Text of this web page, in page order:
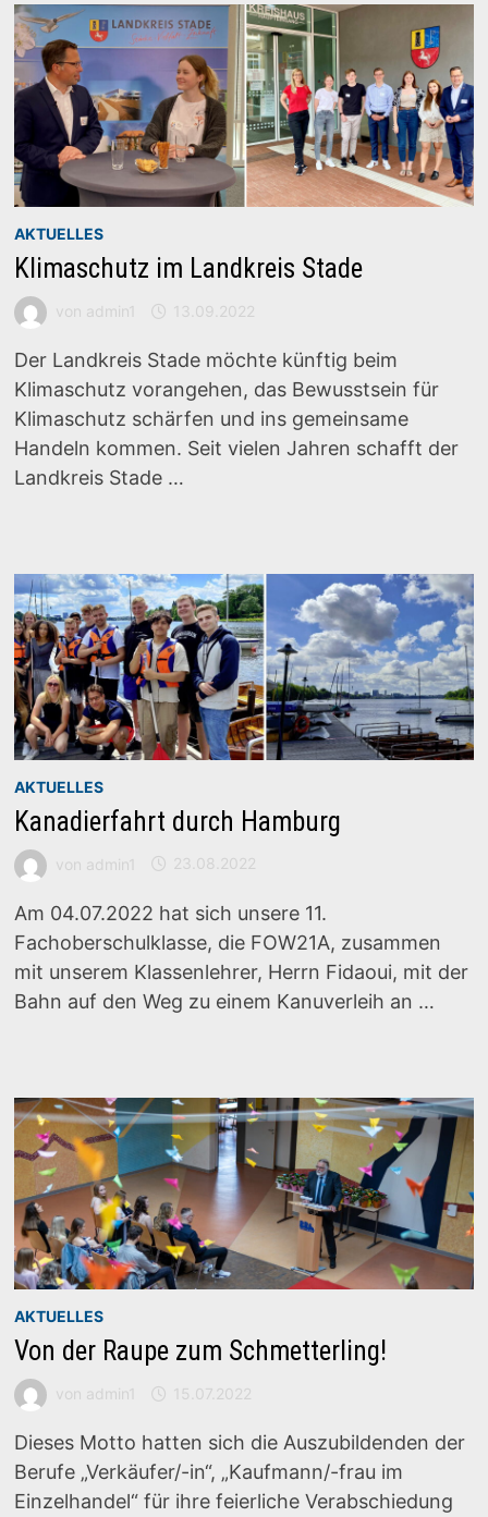
AKTUELLES
Klimaschutz im Landkreis Stade
von admin1 13.09.2022
Der Landkreis Stade möchte künftig beim
Klimaschutz vorangehen, das Bewusstsein für
Klimaschutz schärfen und ins gemeinsame
Handeln kommen. Seit vielen Jahren schafft der
Landkreis Stade …
AKTUELLES
Kanadierfahrt durch Hamburg
von admin1 23.08.2022
Am 04.07.2022 hat sich unsere 11.
Fachoberschulklasse, die FOW21A, zusammen
mit unserem Klassenlehrer, Herrn Fidaoui, mit der
Bahn auf den Weg zu einem Kanuverleih an …
AKTUELLES
Von der Raupe zum Schmetterling!
von admin1 15.07.2022
Dieses Motto hatten sich die Auszubildenden der
Berufe „Verkäufer/-in“, „Kaufmann/-frau im
Einzelhandel“ für ihre feierliche Verabschiedung